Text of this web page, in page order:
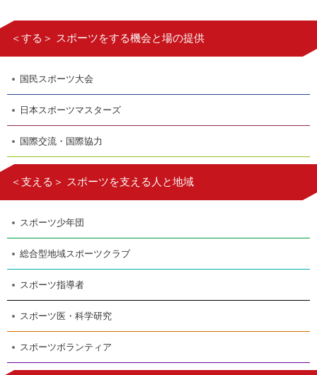
＜する＞ スポーツをする機会と場の提供
国民スポーツ大会
日本スポーツマスターズ
国際交流・国際協力
＜支える＞ スポーツを支える人と地域
スポーツ少年団
総合型地域スポーツクラブ
スポーツ指導者
スポーツ医・科学研究
スポーツボランティア